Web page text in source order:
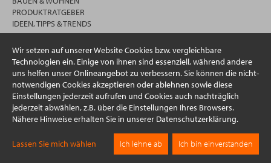
Wir setzen auf unserer Website Cookies bzw. vergleichbare
Technologien ein. Einige von ihnen sind essenziell, während andere
uns helfen unser Onlineangebot zu verbessern. Sie können die nicht-
notwendigen Cookies akzeptieren oder ablehnen sowie diese
Einstellungen jederzeit aufrufen und Cookies auch nachträglich
jederzeit abwählen, z.B. über die Einstellungen Ihres Browsers.
Nähere Hinweise erhalten Sie in unserer Datenschutzerklärung.
Lassen Sie mich wählen Ich lehne ab Ich bin einverstanden
PRODUKTRATGEBER
IDEEN, TIPPS & TRENDS